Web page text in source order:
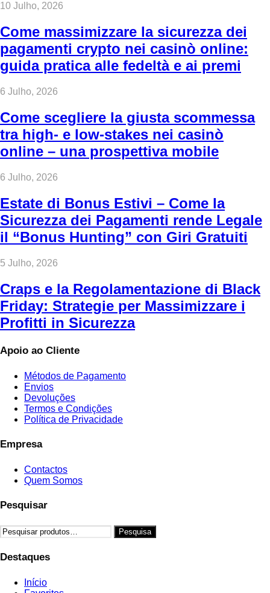
10 Julho, 2026
Come massimizzare la sicurezza dei
pagamenti crypto nei casinò online:
guida pratica alle fedeltà e ai premi
6 Julho, 2026
Come scegliere la giusta scommessa
tra high‑ e low‑stakes nei casinò
online – una prospettiva mobile
6 Julho, 2026
Estate di Bonus Estivi – Come la
Sicurezza dei Pagamenti rende Legale
il “Bonus Hunting” con Giri Gratuiti
5 Julho, 2026
Craps e la Regolamentazione di Black
Friday: Strategie per Massimizzare i
Profitti in Sicurezza
Apoio ao Cliente
Métodos de Pagamento
Envios
Devoluções
Termos e Condições
Política de Privacidade
Empresa
Contactos
Quem Somos
Pesquisar
Pesquisar
por:
Pesquisa
Destaques
Início